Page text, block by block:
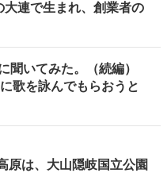
連で生まれ、創業者の
聞いてみた。（続編）
歌を詠んでもらおうと
原は、大山隠岐国立公園